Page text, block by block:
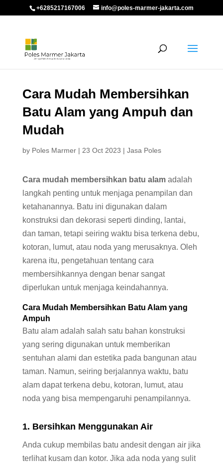
+6285217167006 info@poles-marmer-jakarta.com
Cara Mudah Membersihkan
Batu Alam yang Ampuh dan
Mudah
by Poles Marmer| 23 Oct 2023 | Jasa Poles
Cara mudah membersihkan batu alamadalah
langkah penting untuk menjaga penampilan dan
ketahanannya. Batu ini digunakan dalam
konstruksi dan dekorasi seperti dinding, lantai,
dan taman, tetapi seiring waktu bisa terkena debu,
kotoran, lumut, atau noda yang merusaknya. Oleh
karena itu, pengetahuan tentang cara
membersihkannya dengan benar sangat
diperlukan untuk menjaga keindahannya.
Cara Mudah Membersihkan Batu Alam yang
Ampuh
Batu alam adalah salah satu bahan konstruksi
yang sering digunakan untuk memberikan
sentuhan alami dan estetika pada bangunan atau
taman. Namun, seiring berjalannya waktu, batu
alam dapat terkena debu, kotoran, lumut, atau
noda yang bisa mempengaruhi penampilannya.
1. Bersihkan Menggunakan Air
Anda cukup membilas batu andesit dengan air jika
terlihat kusam dan kotor. Jika ada noda yang sulit